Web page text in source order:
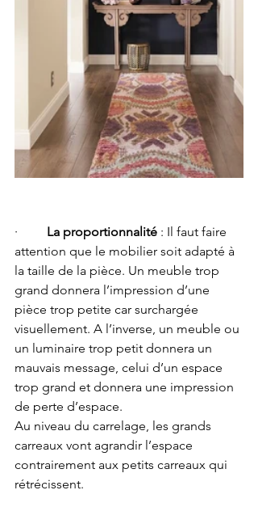
· La proportionnalité : Il faut faire
attention que le mobilier soit adapté à
la taille de la pièce. Un meuble trop
grand donnera l’impression d’une
pièce trop petite car surchargée
visuellement. A l’inverse, un meuble ou
un luminaire trop petit donnera un
mauvais message, celui d’un espace
trop grand et donnera une impression
de perte d’espace.
Au niveau du carrelage, les grands
carreaux vont agrandir l’espace
contrairement aux petits carreaux qui
rétrécissent.